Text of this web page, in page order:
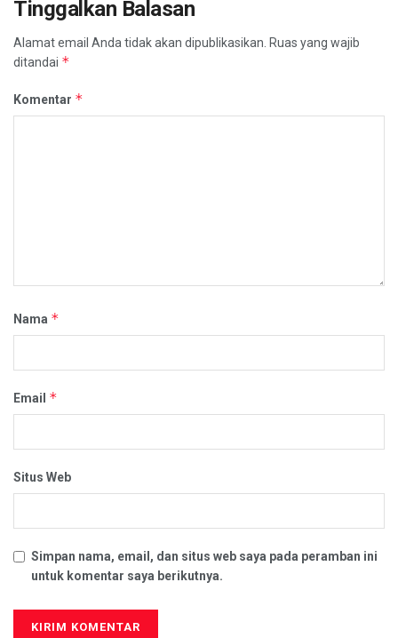
Tinggalkan Balasan
Alamat email Anda tidak akan dipublikasikan. Ruas yang wajib
ditandai *
Komentar *
Nama *
Email *
Situs Web
Simpan nama, email, dan situs web saya pada peramban ini
untuk komentar saya berikutnya.